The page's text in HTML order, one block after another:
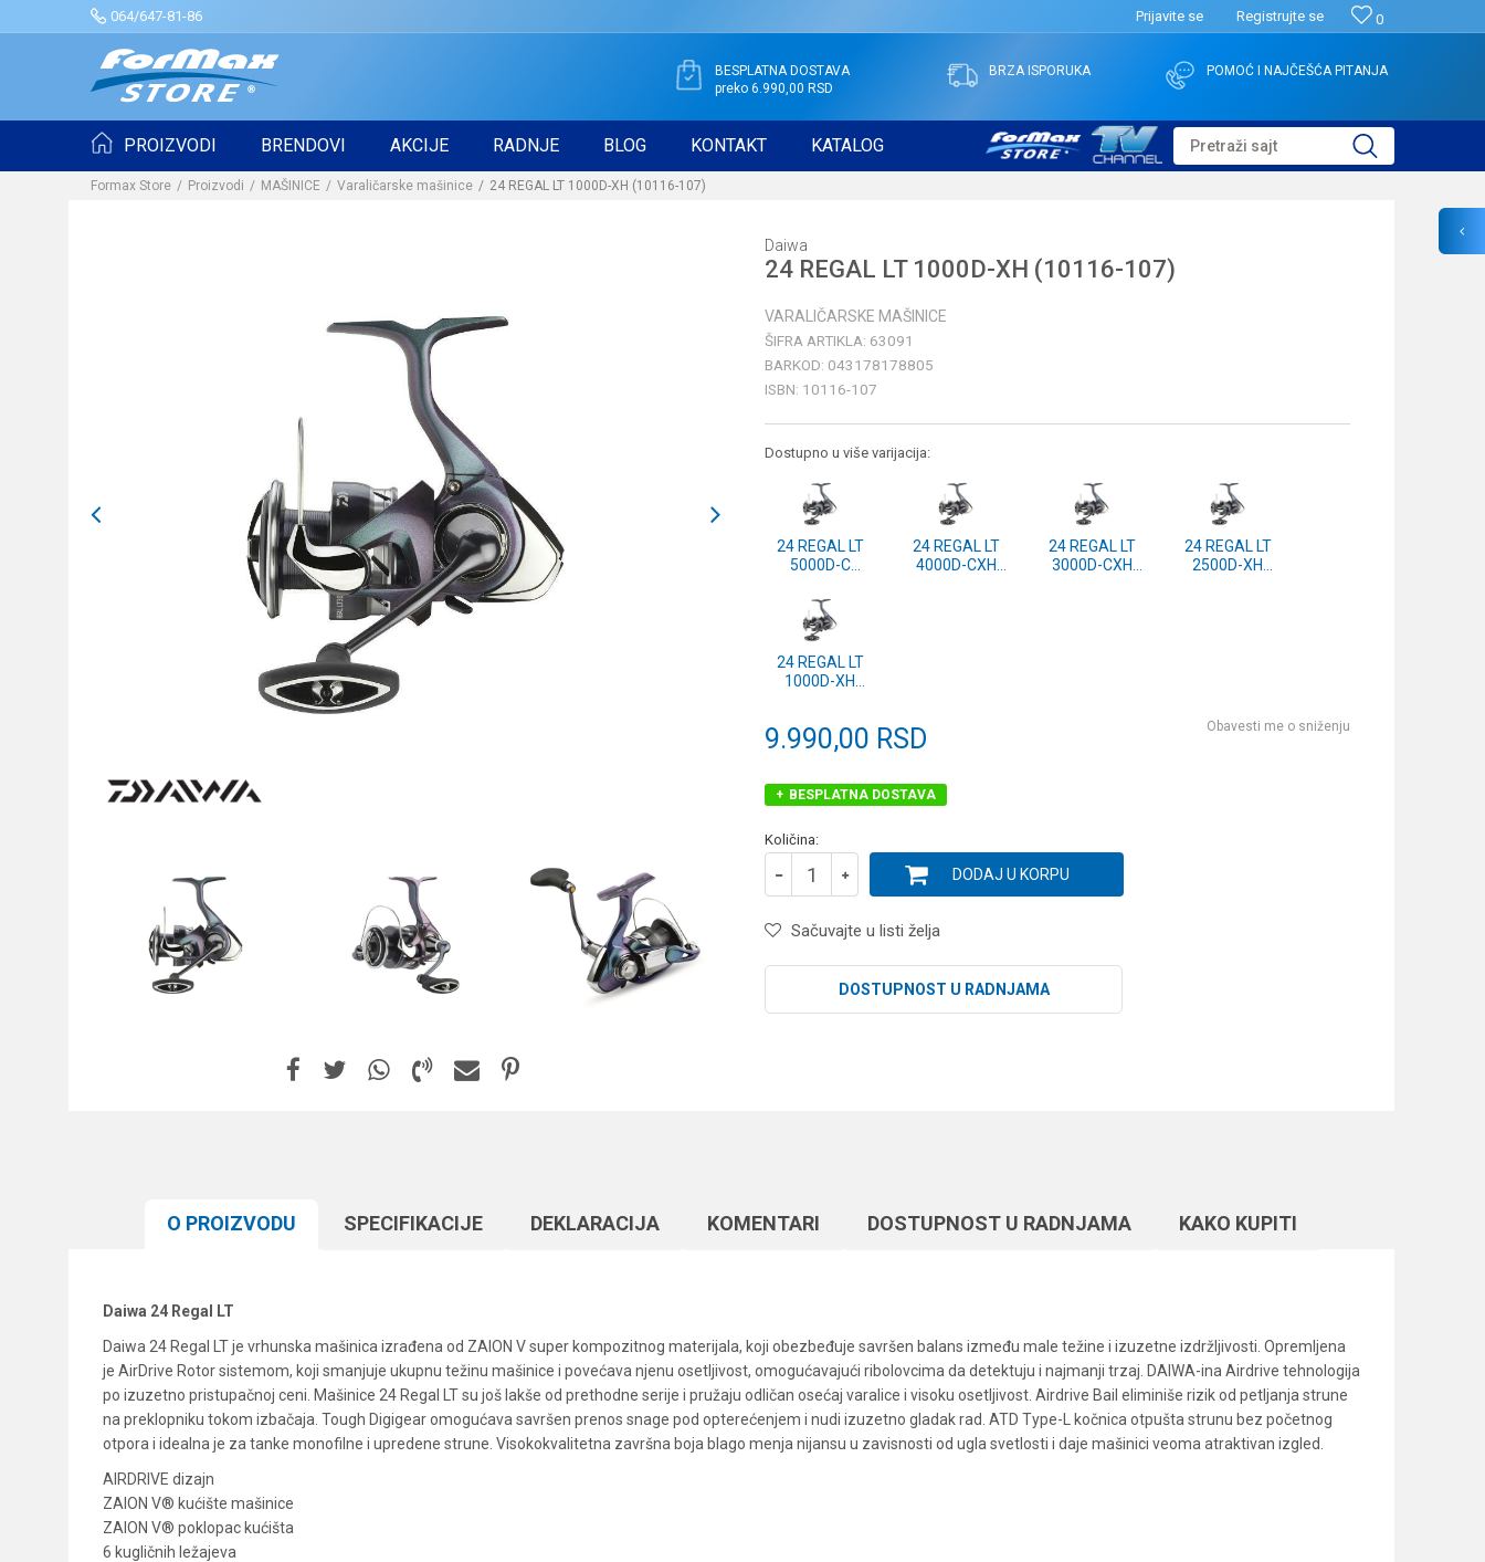
064/647-81-86 0
Prijavite se Registrujte se
BESPLATNA DOSTAVA
preko 6.990,00 RSD
BRZA ISPORUKA POMOĆ I NAJČEŠĆA PITANJA
PROIZVODI BRENDOVI AKCIJE RADNJE BLOG KONTAKT KATALOG Pretraži sajt
Formax Store Proizvodi MAŠINICE Varaličarske mašinice 24 REGAL LT 1000D-XH (10116-107)
Daiwa
24 REGAL LT 1000D-XH (10116-107)
VARALIČARSKE MAŠINICE
ŠIFRA ARTIKLA: 63091
BARKOD: 043178178805
ISBN: 10116-107
Dostupno u više varijacija:
24 REGAL LT
5000D-C
24 REGAL LT
4000D-CXH
24 REGAL LT
3000D-CXH
24 REGAL LT
2500D-XH
24 REGAL LT
1000D-XH
9.990,00 RSD Obavesti me o sniženju
BESPLATNA DOSTAVA
Količina:
DODAJ U KORPU
Sačuvajte u listi želja
DOSTUPNOST U RADNJAMA
O PROIZVODU SPECIFIKACIJЕ DEKLARACIJA KOMENTARI DOSTUPNOST U RADNJAMA KAKO KUPITI
Daiwa 24 Regal LT
Daiwa 24 Regal LT je vrhunska mašinica izrađena od ZAION V super kompozitnog materijala, koji obezbeđuje savršen balans između male težine i izuzetne izdržljivosti. Opremljena
je AirDrive Rotor sistemom, koji smanjuje ukupnu težinu mašinice i povećava njenu osetljivost, omogućavajući ribolovcima da detektuju i najmanji trzaj. DAIWA-ina Airdrive tehnologija
po izuzetno pristupačnoj ceni. Mašinice 24 Regal LT su još lakše od prethodne serije i pružaju odličan osećaj varalice i visoku osetljivost. Airdrive Bail eliminiše rizik od petljanja strune
na preklopniku tokom izbačaja. Tough Digigear omogućava savršen prenos snage pod opterećenjem i nudi izuzetno gladak rad. ATD Type-L kočnica otpušta strunu bez početnog
otpora i idealna je za tanke monofilne i upredene strune. Visokokvalitetna završna boja blago menja nijansu u zavisnosti od ugla svetlosti i daje mašinici veoma atraktivan izgled.
AIRDRIVE dizajn
ZAION V® kućište mašinice
ZAION V® poklopac kućišta
6 kugličnih ležajeva